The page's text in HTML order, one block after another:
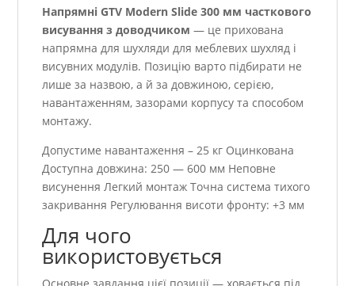
Напрямні GTV Modern Slide 300 мм часткового
висування з доводчиком — це прихована
напрямна для шухляди для меблевих шухляд і
висувних модулів. Позицію варто підбирати не
лише за назвою, а й за довжиною, серією,
навантаженням, зазорами корпусу та способом
монтажу.
Допустиме навантаження – 25 кг Оцинкована
Доступна довжина: 250 — 600 мм Неповне
висунення Легкий монтаж Точна система тихого
закривання Регулювання висоти фронту: +3 мм
Для чого
використовується